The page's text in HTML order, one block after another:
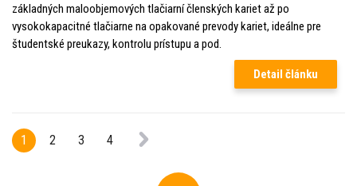
základných maloobjemových tlačiarní členských kariet až po
vysokokapacitné tlačiarne na opakované prevody kariet, ideálne pre
študentské preukazy, kontrolu prístupu a pod.
Detail článku
1 2 3 4